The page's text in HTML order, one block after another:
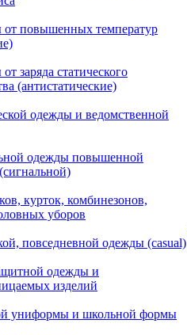
от повышенных температур
заряда статического
(антистатические)
одежды и ведомственной
одежды повышенной
курток, комбинезонов,
уборов
повседневной одежды (casual)
одежды и
изделий
униформы и школьной формы